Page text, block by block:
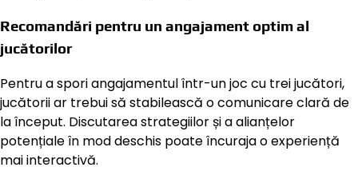
Recomandări pentru un angajament optim al
jucătorilor
Pentru a spori angajamentul într-un joc cu trei jucători,
jucătorii ar trebui să stabilească o comunicare clară de
la început. Discutarea strategiilor și a alianțelor
potențiale în mod deschis poate încuraja o experiență
mai interactivă.